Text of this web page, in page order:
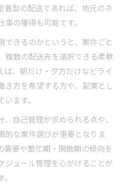
物事業で成功するための心
高いエリアでの働き方とは
業時に大切な地域リサーチ
軽貨物業界の戦略に注目
を得るための戦略的思考法
入アップを実現するコツと
ーの年収を伸ばす実践的対
入を確立する業務委託の活
着型の配送であれば、地元のネ
の獲得も可能です。
できるのかというと、案件ごと
複数の配送先を選択できる柔軟
ば、朝だけ・夕方だけなどライ
き方を希望する方や、副業とし
ます。
自己管理が求められる点や、
的な案件選びが重要となりま
需要や繁忙期・閑散期の傾向を
ジュール管理を心がけることが